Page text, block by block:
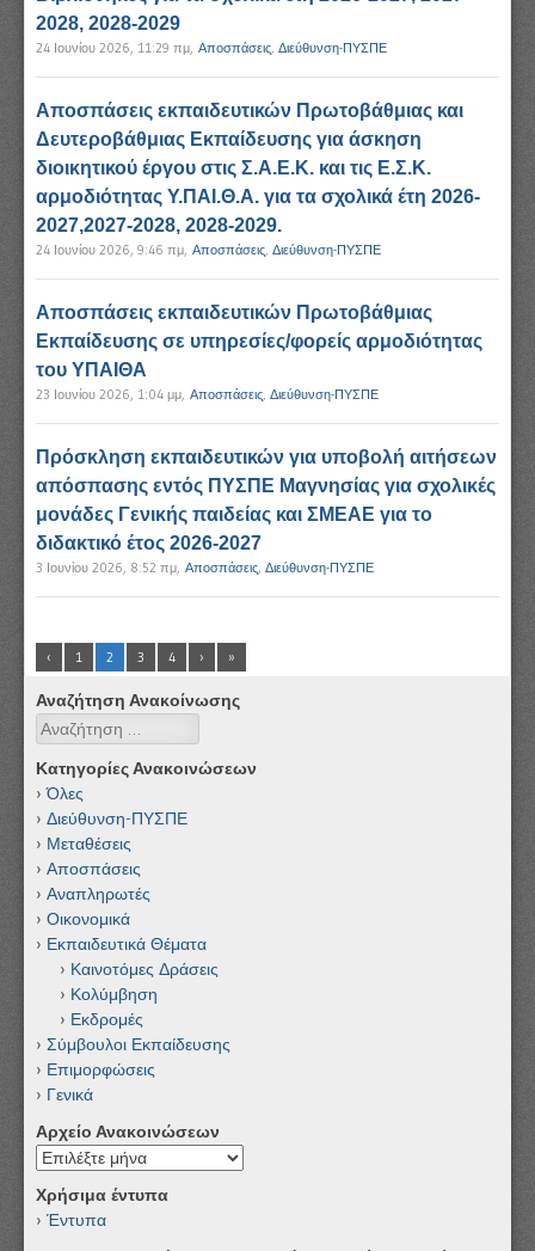
2028, 2028-2029
24 Ιουνίου 2026, 11:29 πμ, Αποσπάσεις, Διεύθυνση-ΠΥΣΠΕ
Αποσπάσεις εκπαιδευτικών Πρωτοβάθμιας και
Δευτεροβάθμιας Εκπαίδευσης για άσκηση
διοικητικού έργου στις Σ.Α.Ε.Κ. και τις Ε.Σ.Κ.
αρμοδιότητας Υ.ΠΑΙ.Θ.Α. για τα σχολικά έτη 2026-
2027,2027-2028, 2028-2029.
24 Ιουνίου 2026, 9:46 πμ, Αποσπάσεις, Διεύθυνση-ΠΥΣΠΕ
Αποσπάσεις εκπαιδευτικών Πρωτοβάθμιας
Εκπαίδευσης σε υπηρεσίες/φορείς αρμοδιότητας
του ΥΠΑΙΘΑ
23 Ιουνίου 2026, 1:04 μμ, Αποσπάσεις, Διεύθυνση-ΠΥΣΠΕ
Πρόσκληση εκπαιδευτικών για υποβολή αιτήσεων
απόσπασης εντός ΠΥΣΠΕ Μαγνησίας για σχολικές
μονάδες Γενικής παιδείας και ΣΜΕΑΕ για το
διδακτικό έτος 2026-2027
3 Ιουνίου 2026, 8:52 πμ, Αποσπάσεις, Διεύθυνση-ΠΥΣΠΕ
‹ 1 2 3 4 › »
Αναζήτηση Ανακοίνωσης
Αναζήτηση
Κατηγορίες Ανακοινώσεων
Όλες
Διεύθυνση-ΠΥΣΠΕ
Μεταθέσεις
Αποσπάσεις
Αναπληρωτές
Οικονομικά
Εκπαιδευτικά Θέματα
Καινοτόμες Δράσεις
Κολύμβηση
Εκδρομές
Σύμβουλοι Εκπαίδευσης
Επιμορφώσεις
Γενικά
Αρχείο Ανακοινώσεων
Αρχείο
Χρήσιμα έντυπα
Έντυπα